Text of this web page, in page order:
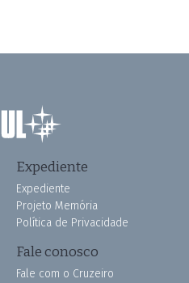
Expediente
Expediente
Projeto Memória
Política de Privacidade
Fale conosco
Fale com o Cruzeiro